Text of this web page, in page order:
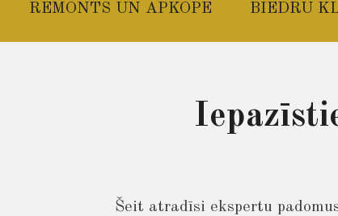
REMONTS UN APKOPE BIEDRU
Šeit atradīsi ekspertu